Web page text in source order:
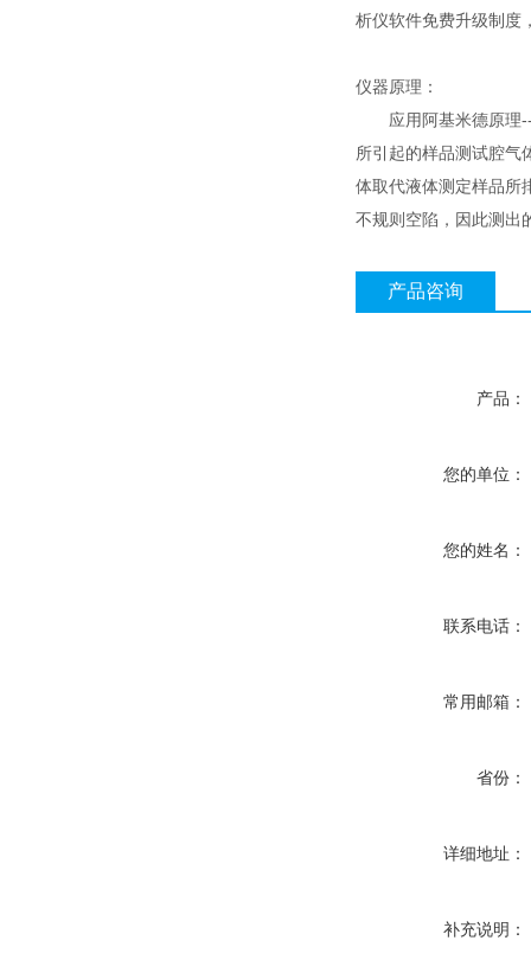
析仪软件免费升级制度
仪器原理：
应用阿基米德原理--
所引起的样品测试腔气
体取代液体测定样品所
不规则空陷，因此测出
产品咨询
产品：
您的单位：
您的姓名：
联系电话：
常用邮箱：
省份：
详细地址：
补充说明：